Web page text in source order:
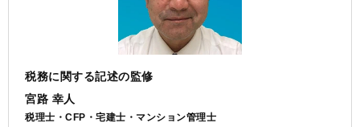
税務に関する記述の監修
宮路 幸人
税理士・CFP・宅建士・マンション管理士